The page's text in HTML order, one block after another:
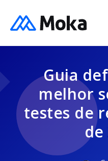
Guia
melhor
testes de
de